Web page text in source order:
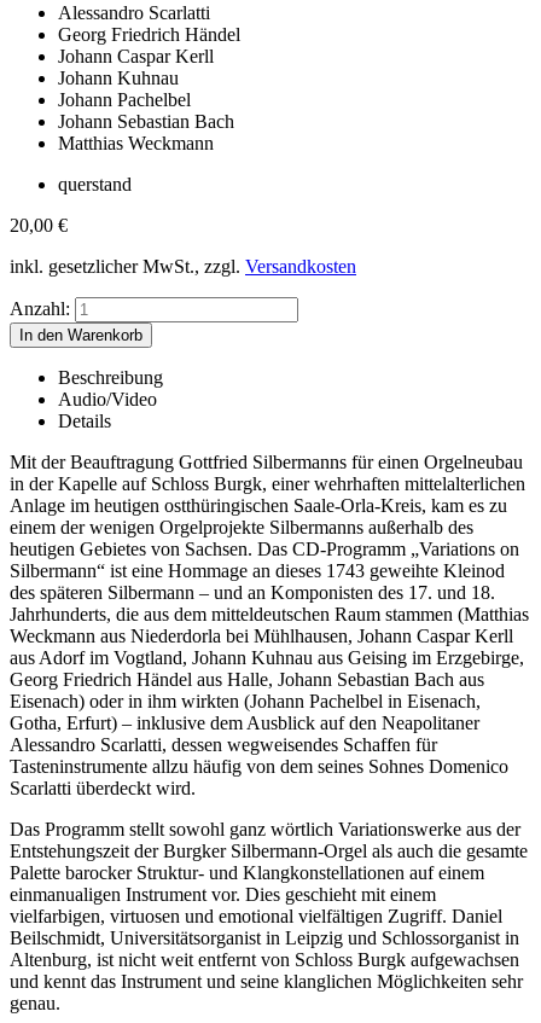
Alessandro Scarlatti
Georg Friedrich Händel
Johann Caspar Kerll
Johann Kuhnau
Johann Pachelbel
Johann Sebastian Bach
Matthias Weckmann
querstand
20,00 €
inkl. gesetzlicher MwSt., zzgl. Versandkosten
Anzahl:
Beschreibung
Audio/Video
Details
Mit der Beauftragung Gottfried Silbermanns für einen Orgelneubau
in der Kapelle auf Schloss Burgk, einer wehrhaften mittelalterlichen
Anlage im heutigen ostthüringischen Saale-Orla-Kreis, kam es zu
einem der wenigen Orgelprojekte Silbermanns außerhalb des
heutigen Gebietes von Sachsen. Das CD-Programm „Variations on
Silbermann“ ist eine Hommage an dieses 1743 geweihte Kleinod
des späteren Silbermann – und an Komponisten des 17. und 18.
Jahrhunderts, die aus dem mitteldeutschen Raum stammen (Matthias
Weckmann aus Niederdorla bei Mühlhausen, Johann Caspar Kerll
aus Adorf im Vogtland, Johann Kuhnau aus Geising im Erzgebirge,
Georg Friedrich Händel aus Halle, Johann Sebastian Bach aus
Eisenach) oder in ihm wirkten (Johann Pachelbel in Eisenach,
Gotha, Erfurt) – inklusive dem Ausblick auf den Neapolitaner
Alessandro Scarlatti, dessen wegweisendes Schaffen für
Tasteninstrumente allzu häufig von dem seines Sohnes Domenico
Scarlatti überdeckt wird.
Das Programm stellt sowohl ganz wörtlich Variationswerke aus der
Entstehungszeit der Burgker Silbermann-Orgel als auch die gesamte
Palette barocker Struktur- und Klangkonstellationen auf einem
einmanualigen Instrument vor. Dies geschieht mit einem
vielfarbigen, virtuosen und emotional vielfältigen Zugriff. Daniel
Beilschmidt, Universitätsorganist in Leipzig und Schlossorganist in
Altenburg, ist nicht weit entfernt von Schloss Burgk aufgewachsen
und kennt das Instrument und seine klanglichen Möglichkeiten sehr
genau.